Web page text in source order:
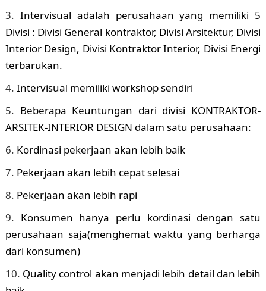
Intervisual adalah perusahaan yang memiliki 5
Divisi : Divisi General kontraktor, Divisi Arsitektur, Divisi
Interior Design, Divisi Kontraktor Interior, Divisi Energi
terbarukan.
Intervisual memiliki workshop sendiri
Beberapa Keuntungan dari divisi KONTRAKTOR-
ARSITEK-INTERIOR DESIGN dalam satu perusahaan:
Kordinasi pekerjaan akan lebih baik
Pekerjaan akan lebih cepat selesai
Pekerjaan akan lebih rapi
Konsumen hanya perlu kordinasi dengan satu
perusahaan saja(menghemat waktu yang berharga
dari konsumen)
Quality control akan menjadi lebih detail dan lebih